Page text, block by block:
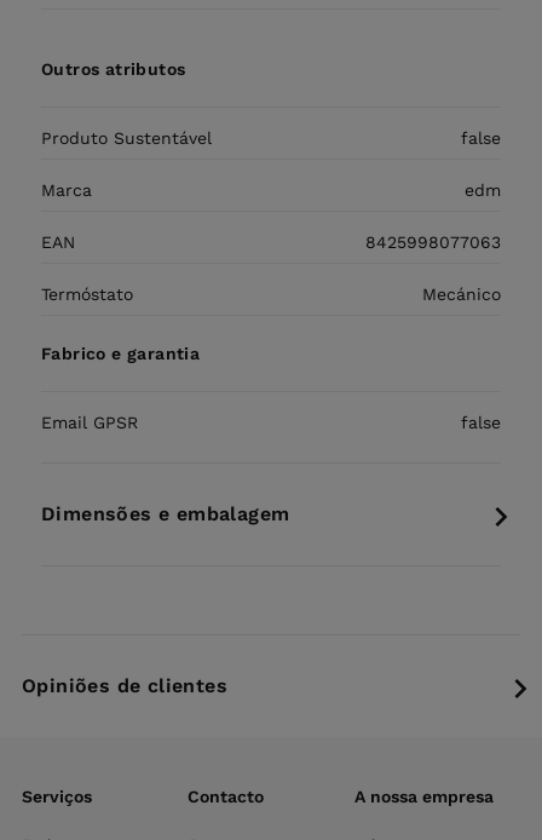
Outros atributos
Produto Sustentável false
Marca edm
EAN 8425998077063
Termóstato Mecánico
Fabrico e garantia
Email GPSR false
Dimensões e embalagem
Opiniões de clientes
Serviços Contacto A nossa empresa